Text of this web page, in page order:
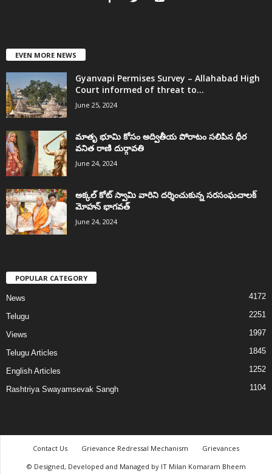
EVEN MORE NEWS
Gyanvapi Permises Survey – Allahabad High
Court informed of threat to...
June 25, 2024
మాతృ భూమి కోసం అద్వితీయ పోరాటం సలిపిన ధీర
వనిత రాణి దుర్గావతి
June 24, 2024
అక్కల్‌ కోట్‌ స్వామి వారిని దర్శించుకున్న సరసంఘచాలక్
మోహన్ భాగవత్
June 24, 2024
POPULAR CATEGORY
News 4172
Telugu 2251
Views 1997
Telugu Articles 1845
English Articles 1252
Rashtriya Swayamsevak Sangh 1104
Contact Us Grievance Redressal Mechanism
Grievances
© Designed, Developed and Managed by IT Milan Komaram Bheem